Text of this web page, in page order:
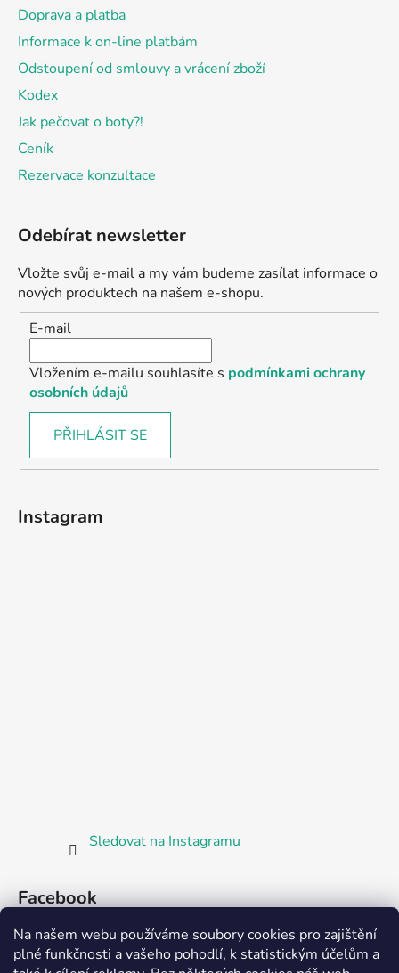
Na našem webu používáme soubory cookies pro zajištění
plné funkčnosti a vašeho pohodlí, k statistickým účelům a
Doprava a platba
Informace k on-line platbám
Odstoupení od smlouvy a vrácení zboží
Kodex
Jak pečovat o boty?!
Ceník
Rezervace konzultace
Odebírat newsletter
Vložte svůj e-mail a my vám budeme zasílat informace o
nových produktech na našem e-shopu.
E-mail
Vložením e-mailu souhlasíte s podmínkami ochrany
osobních údajů
PŘIHLÁSIT SE
Instagram
Sledovat na Instagramu
Facebook